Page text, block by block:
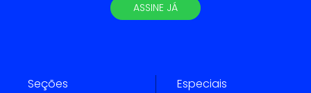
ASSINE JÁ
Seções Especiais